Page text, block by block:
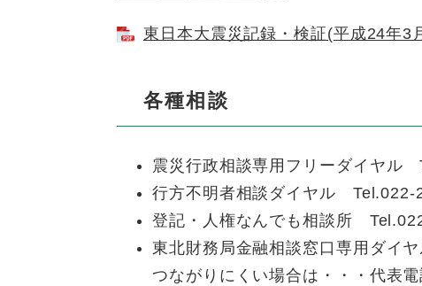
東日本大震災記録・検証(平成24年3
各種相談
震災行政相談専用フリーダイヤ
行方不明者相談ダイヤル
登記・人権なんでも相談所
東北財務局金融相談窓口専用ダ
つながりにくい場合は・・・代表